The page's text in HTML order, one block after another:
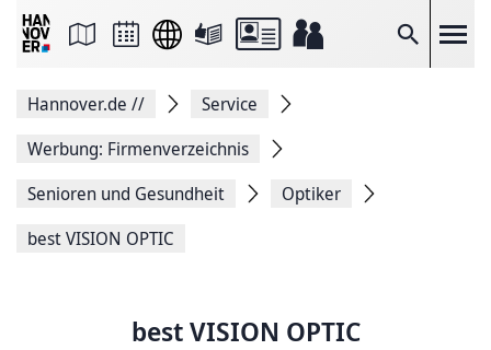
Suche
Seite
Facebook
teilen
Seitenlink
Seite
Hannover.de //
Service
Werbung: Firmenverzeichnis
Senioren und Gesundheit
Optiker
best VISION OPTIC
best VISION OPTIC